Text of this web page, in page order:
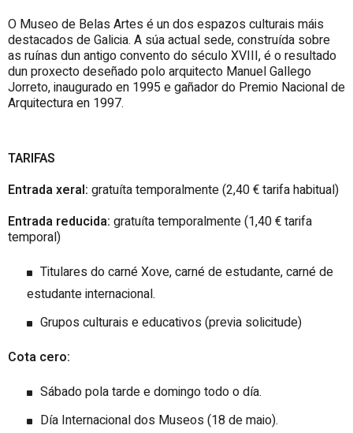
O Museo de Belas Artes é un dos espazos culturais máis
destacados de Galicia. A súa actual sede, construída sobre
as ruínas dun antigo convento do século XVIII, é o resultado
dun proxecto deseñado polo arquitecto Manuel Gallego
Jorreto, inaugurado en 1995 e gañador do Premio Nacional de
Arquitectura en 1997.
TARIFAS
Entrada xeral: gratuíta temporalmente (2,40 € tarifa habitual)
Entrada reducida: gratuíta temporalmente (1,40 € tarifa
temporal)
Titulares do carné Xove, carné de estudante, carné de
estudante internacional.
Grupos culturais e educativos (previa solicitude)
Cota cero:
Sábado pola tarde e domingo todo o día.
Día Internacional dos Museos (18 de maio).